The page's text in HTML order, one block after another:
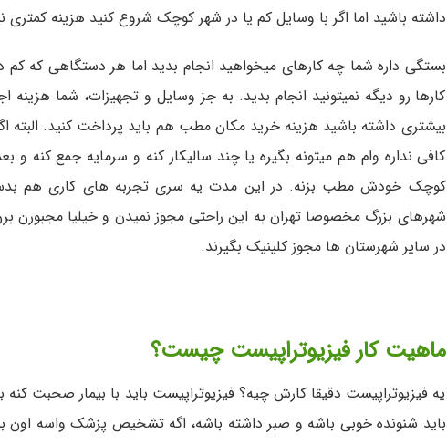
داشته باشید اما اگر با وسایل کم یا در شهر کوچک شروع کنید هزینه کمتری
بستگی داره شما چه کارهای میخواهید انجام بدید اما هر دستگاهی که
کارها رو دیگه نمیتونید انجام بدید. به جز وسایل و تجهیزات، شما هزینه
بیشتری داشته باشید هزینه خرید مکان مطب هم باید پرداخت کنید. البته
کافی نداره وام هم میتونه بگیره یا چند سالیکار کنه و سرمایه جمع کنه
کوچک خودش مطب بزنه. در این مدت یه سری تجربه های کاری هم بدست
شهرهای بزرگ مخصوصا تهران به این راحتی مجوز نمیدن و خیلیا مجبورن
در سایر شهرستان ها مجوز کلینیک بگیرند.
ماهیت کار فیزیوتراپیست چیست؟
یه فیزیوتراپیست دقیقا کارش چیه؟ فیزیوتراپیست باید با بیمار صحبت
باید شنونده خوبی باشه و صبر داشته باشه، اگه تشخیص پزشک واسه اون